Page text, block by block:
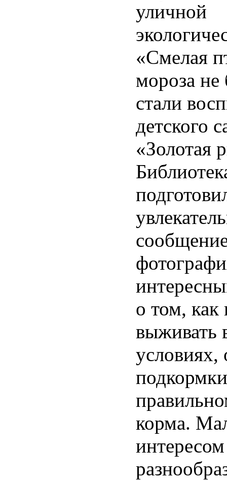
уличной
«Смелая
мороза не
стали
детского
«Золотая
о том,
выживать
условиях,
корма.